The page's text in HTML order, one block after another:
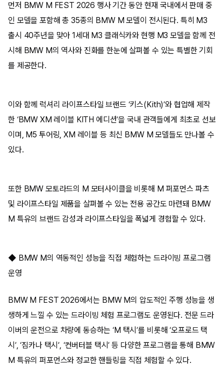
먼저 BMW M FEST 2026 행사 기간 동안 현재 국내에서 판매 중
인 모델을 포함해 총 35종의 BMW M 모델이 전시된다. 특히 M3
출시 40주년을 맞아 1세대 M3 클래식카와 현행 M3 모델을 함께 전
시해 BMW M의 역사와 진화를 한눈에 살펴볼 수 있는 특별한 기회
를 제공한다.
이와 함께 럭셔리 라이프스타일 브랜드 ‘키스(Kith)’와 협업해 제작
한 ‘BMW XM 레이블 KITH 에디션’을 국내 관객들에게 최초로 선보
이며, M5 투어링, XM 레이블 등 최신 BMW M 모델들도 만나볼 수
있다.
또한 BMW 모토라드의 M 모터사이클을 비롯해 M 퍼포먼스 파츠
및 라이프스타일 제품을 살펴볼 수 있는 전용 공간도 마련돼 BMW
M 특유의 브랜드 감성과 라이프스타일을 폭넓게 경험할 수 있다.
◆ BMW M의 역동적인 성능을 직접 체험하는 드라이빙 프로그램
운영
BMW M FEST 2026에서는 BMW M의 압도적인 주행 성능을 생
생하게 느낄 수 있는 드라이빙 체험 프로그램도 운영된다. 전문 드라
이버의 운전으로 차량에 동승하는 ‘M 택시’를 비롯해 ‘오프로드 택
시’, ‘짐카나 택시’, ‘컨버터블 택시’ 등 다양한 프로그램을 통해 BMW
M 특유의 퍼포먼스와 정교한 핸들링을 직접 체험할 수 있다.